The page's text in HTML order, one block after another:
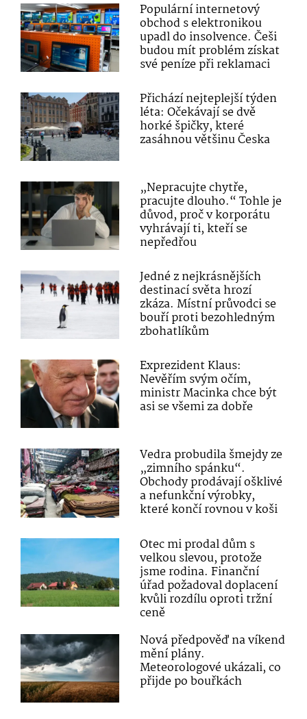
Populární internetový
obchod s elektronikou
upadl do insolvence. Češi
budou mít problém získat
své peníze při reklamaci
Přichází nejteplejší týden
léta: Očekávají se dvě
horké špičky, které
zasáhnou většinu Česka
„Nepracujte chytře,
pracujte dlouho.“ Tohle je
důvod, proč v korporátu
vyhrávají ti, kteří se
nepředřou
Jedné z nejkrásnějších
destinací světa hrozí
zkáza. Místní průvodci se
bouří proti bezohledným
zbohatlíkům
Exprezident Klaus:
Nevěřím svým očím,
ministr Macinka chce být
asi se všemi za dobře
Vedra probudila šmejdy ze
„zimního spánku“.
Obchody prodávají ošklivé
a nefunkční výrobky,
které končí rovnou v koši
Otec mi prodal dům s
velkou slevou, protože
jsme rodina. Finanční
úřad požadoval doplacení
kvůli rozdílu oproti tržní
ceně
Nová předpověď na víkend
mění plány.
Meteorologové ukázali, co
přijde po bouřkách